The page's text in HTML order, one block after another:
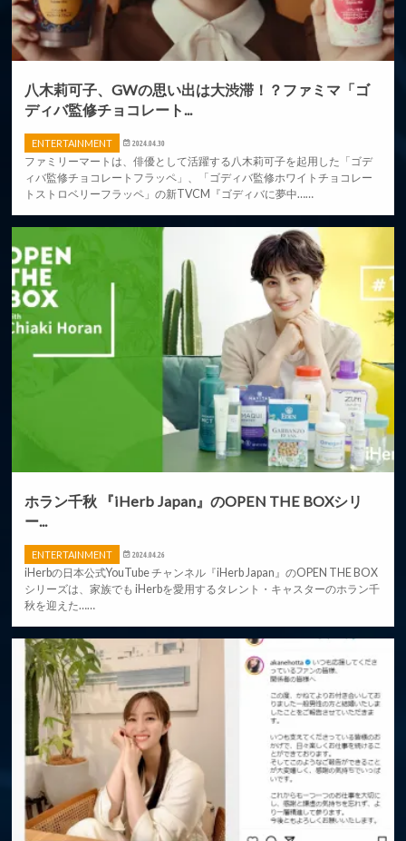
八木莉可子、GWの思い出は大渋滞！？ファミマ「ゴ
ディバ監修チョコレート...
ENTERTAINMENT 2024.04.30
ファミリーマートは、俳優として活躍する八木莉可子を起用した「ゴデ
ィバ監修チョコレートフラッペ」、「ゴディバ監修ホワイトチョコレー
トストロベリーフラッペ」の新TVCM『ゴディバに夢中……
ホラン千秋 『iHerb Japan』のOPEN THE BOXシリ
ー...
ENTERTAINMENT 2024.04.26
iHerbの日本公式YouTube チャンネル『iHerb Japan』のOPEN THE BOX
シリーズは、家族でも iHerbを愛用するタレント・キャスターのホラン千
秋を迎えた……